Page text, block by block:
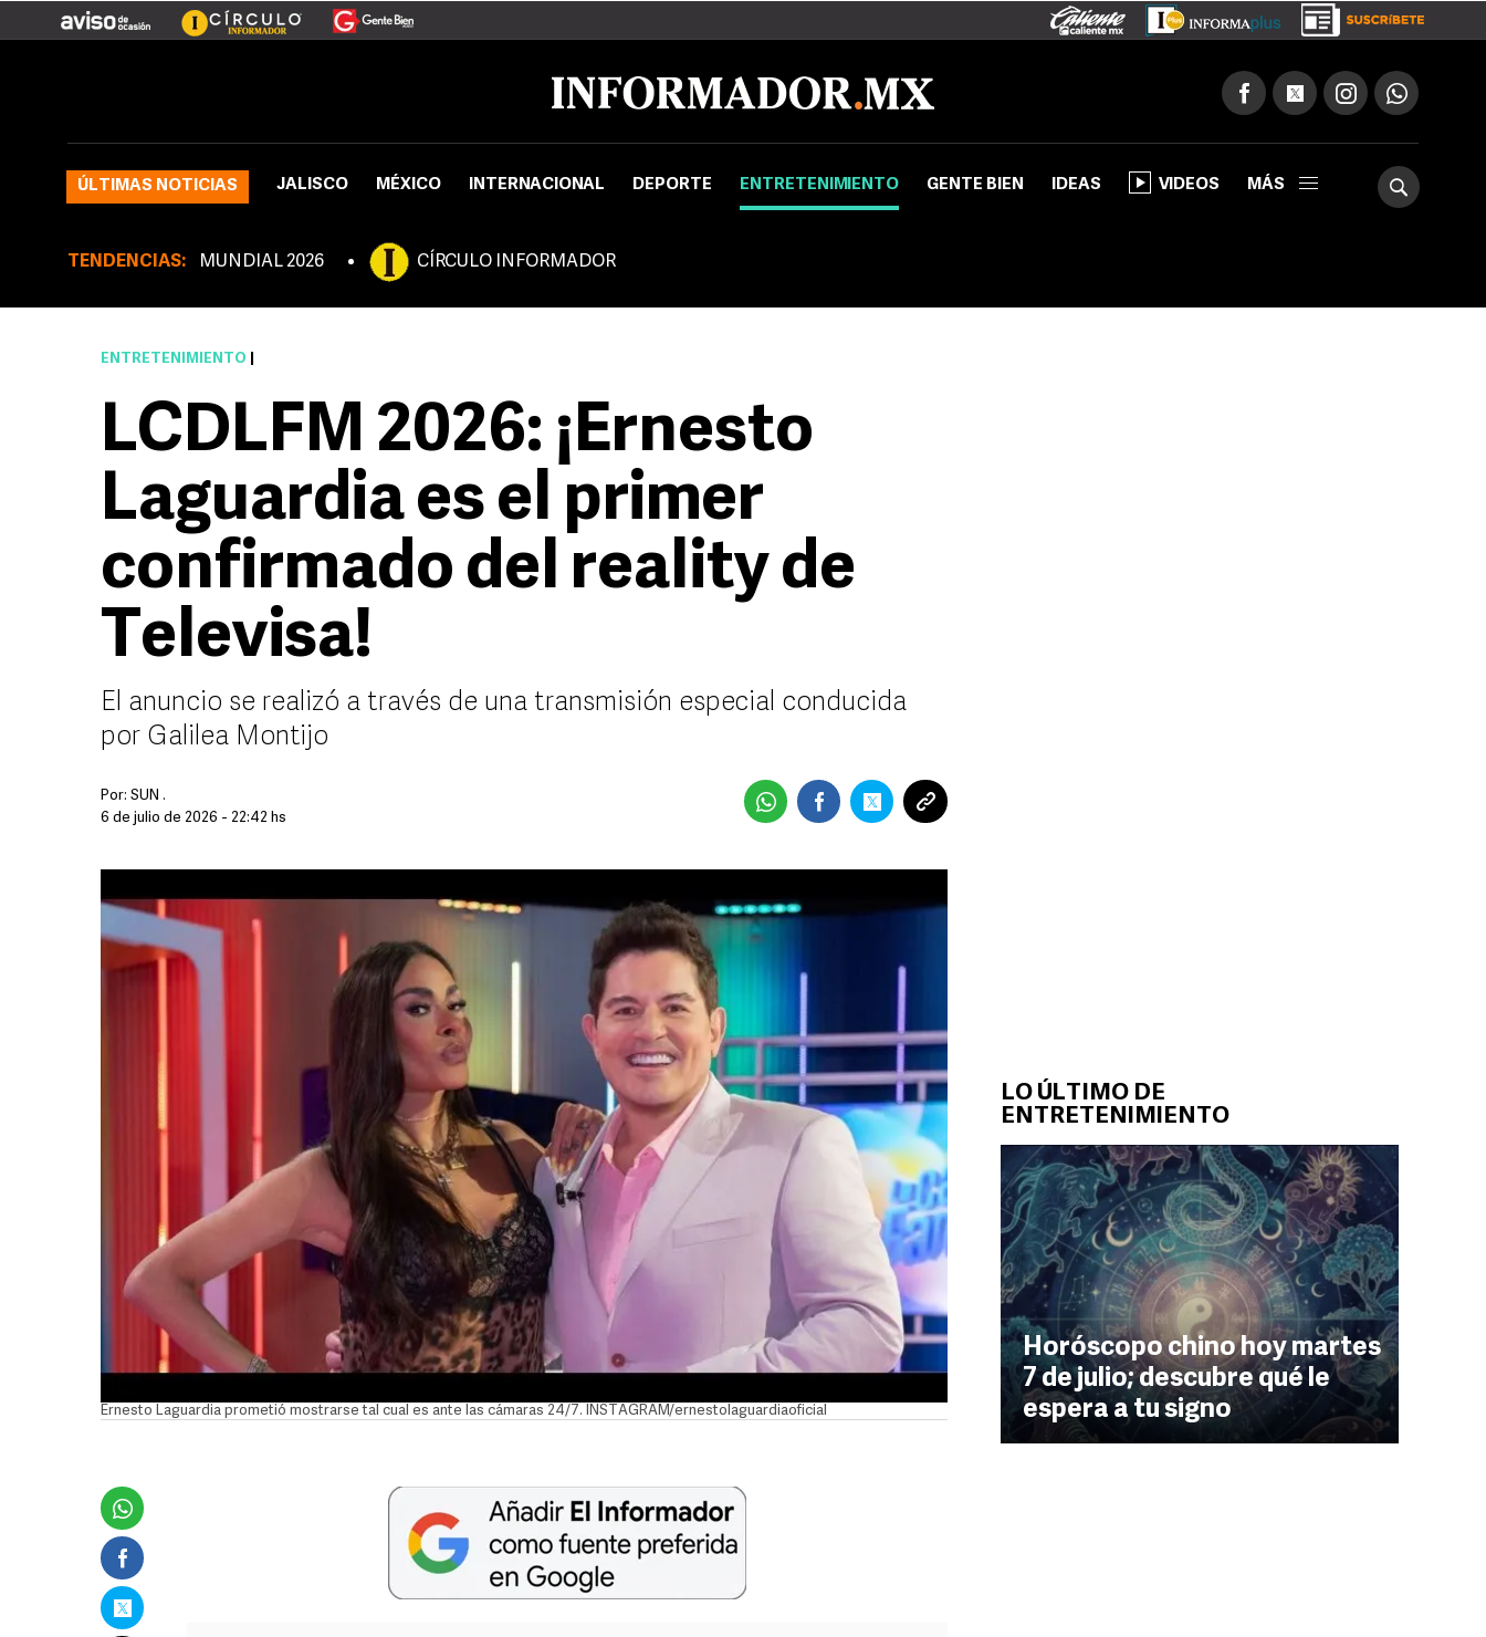
ÚLTIMAS NOTICIAS JALISCO MÉXICO INTERNACIONAL DEPORTE ENTRETENIMIENTO GENTE BIEN IDEAS VIDEOS MÁS
TENDENCIAS: MUNDIAL 2026 CÍRCULO INFORMADOR
LO ÚLTIMO DE
ENTRETENIMIENTO
Horóscopo chino hoy martes
7 de julio; descubre qué le
espera a tu signo
ENTRETENIMIENTO
LCDLFM 2026: ¡Ernesto
Laguardia es el primer
confirmado del reality de
Televisa!
El anuncio se realizó a través de una transmisión especial conducida
por Galilea Montijo
Por: SUN .
6 de julio de 2026 - 22:42 hs
Ernesto Laguardia prometió mostrarse tal cual es ante las cámaras 24/7. INSTAGRAM/ernestolaguardiaoficial